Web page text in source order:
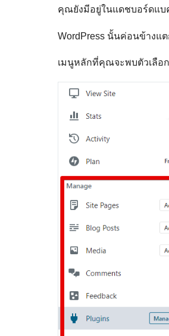
คุณยังมีอยู่ในแดชบอร์ดแบ
WordPress นั้นค่อนข้างแ
เมนูหลักที่คุณจะพบตัวเลือ